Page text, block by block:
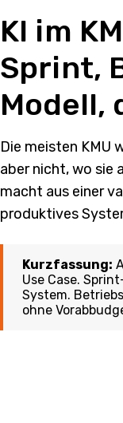
KI im
Sprint,
Modell,
Die meisten KMU
aber nicht, wo sie
macht aus einer
produktives
Kurzfassung:
Use Case.
System.
ohne